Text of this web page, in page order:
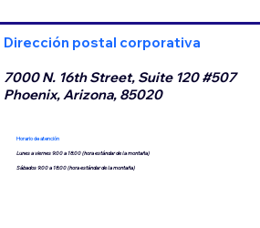
Dirección postal corporativa
7000 N. 16th Street, Suite 120 #507
Phoenix, Arizona, 85020
Horario de atención
Lunes a viernes 9:00 a 18:00 (hora estándar de la montaña)
Sábados 9:00 a 18:00 (hora estándar de la montaña)